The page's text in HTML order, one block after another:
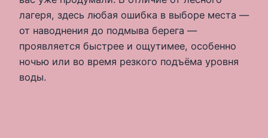
лагеря, здесь любая ошибка в выборе места —
от наводнения до подмыва берега —
проявляется быстрее и ощутимее, особенно
ночью или во время резкого подъёма уровня
воды.